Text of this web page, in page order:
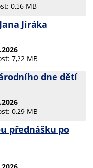
0,36 MB
Jiráka
7,22 MB
dne dětí
0,29 MB
přednášku po